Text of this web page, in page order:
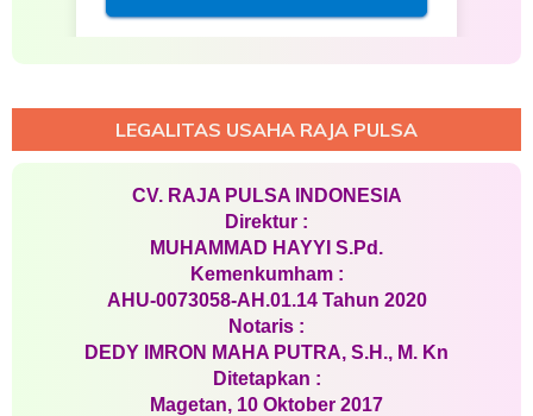
LEGALITAS USAHA RAJA PULSA
CV. RAJA PULSA INDONESIA
Direktur :
MUHAMMAD HAYYI S.Pd.
Kemenkumham :
AHU-0073058-AH.01.14 Tahun 2020
Notaris :
DEDY IMRON MAHA PUTRA, S.H., M. Kn
Ditetapkan :
Magetan, 10 Oktober 2017